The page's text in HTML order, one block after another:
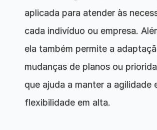
aplicada para atender às
cada indivíduo ou empresa.
ela também permite a
mudanças de planos ou
que ajuda a manter a agilidade
flexibilidade em alta.